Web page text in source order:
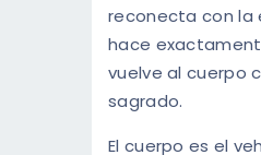
reconecta con la
hace
vuelve al cuerpo
sagrado.
El cuerpo es el